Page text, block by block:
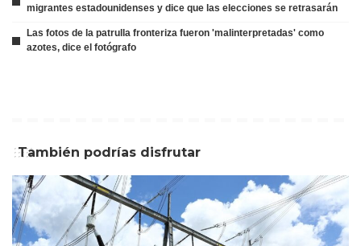
migrantes estadounidenses y dice que las elecciones se retrasarán
Las fotos de la patrulla fronteriza fueron 'malinterpretadas' como
azotes, dice el fotógrafo
También podrías disfrutar